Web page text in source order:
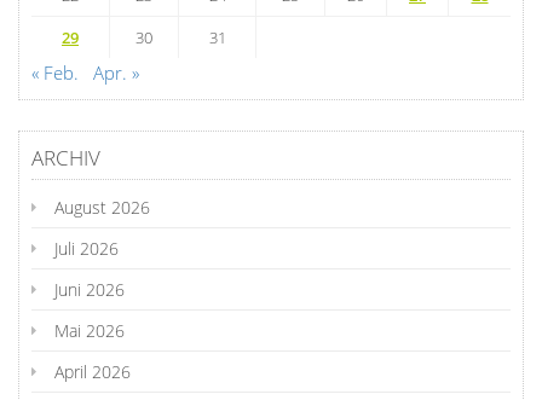
29
30 31
« Feb. Apr. »
ARCHIV
August 2026
Juli 2026
Juni 2026
Mai 2026
April 2026